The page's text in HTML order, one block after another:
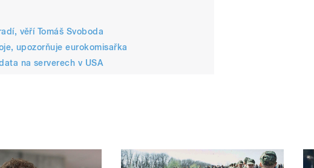
věří Tomáš Svoboda
upozorňuje eurokomisařka
na serverech v USA